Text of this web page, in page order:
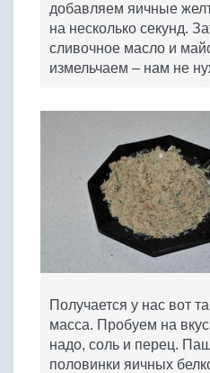
добавляем яичные
на несколько секунд.
сливочное масло и
измельчаем – нам не
Получается у нас вот
масса. Пробуем на
надо, соль и перец.
половинки яичных